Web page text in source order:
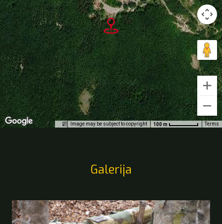
Image may be subject to copyright 100 m Terms
Galerija